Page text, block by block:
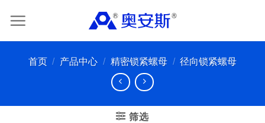
首页 / 产品中心 / 精密锁紧螺母 / 径向锁紧螺母
筛选